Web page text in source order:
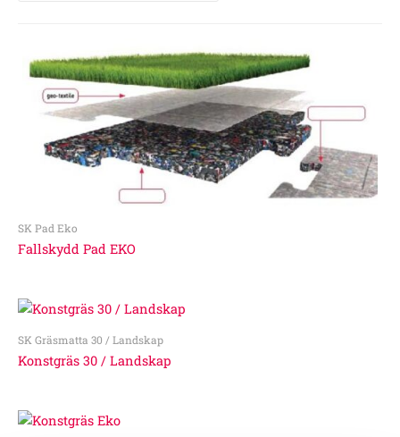
SK Pad Eko
Fallskydd Pad EKO
SK Gräsmatta 30 / Landskap
Konstgräs 30 / Landskap